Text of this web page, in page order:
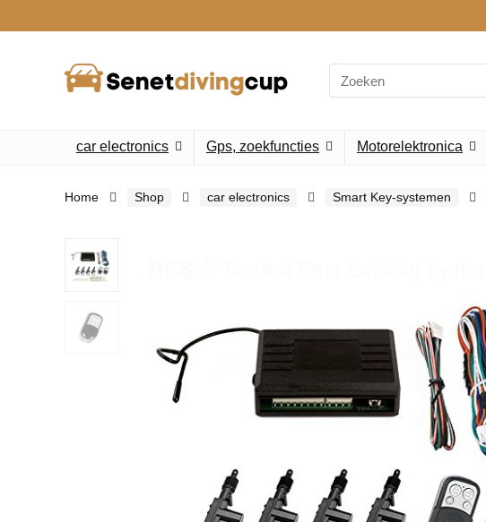
Search
for:
car electronics Gps, zoekfuncties Motorelektronica
Home Shop car electronics Smart Key-systemen